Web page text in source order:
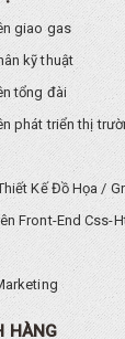
giao gas
kỹ thuật
tổng đài
phát triển thị
Kế Đồ Họa /
Front-End Css-
HÀNG